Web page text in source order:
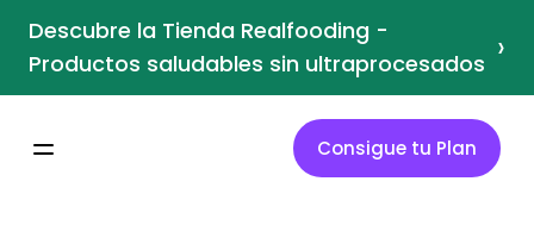
Descubre la Tienda Realfooding -
Productos saludables sin ultraprocesados ›
Consigue tu Plan